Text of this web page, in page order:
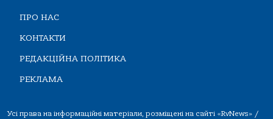
ПРО НАС
КОНТАКТИ
РЕДАКЦІЙНА ПОЛІТИКА
РЕКЛАМА
Усі права на інформаційні матеріали, розміщені на сайті «RvNews» /